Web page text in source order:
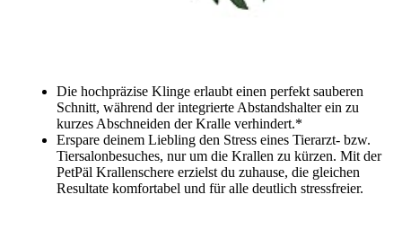
Die hochpräzise Klinge erlaubt einen perfekt sauberen
Schnitt, während der integrierte Abstandshalterein zu
kurzes Abschneiden der Kralle verhindert.*
Erspare deinem Liebling den Stress eines Tierarzt- bzw.
Tiersalonbesuches, nur um die Krallen zu kürzen. Mit der
PetPäl Krallenschere erzielst du zuhause, die gleichen
Resultate komfortabel und für alle deutlich stressfreier.